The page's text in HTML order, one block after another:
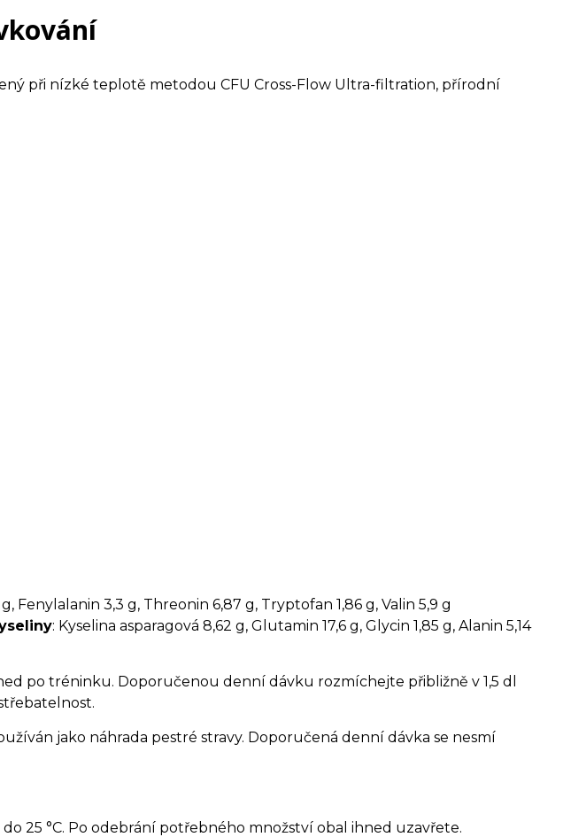
při nízké teplotě metodou CFU Cross-Flow Ultra-filtration, přírodní
Fenylalanin 3,3 g, Threonin 6,87 g, Tryptofan 1,86 g, Valin 5,9 g
: Kyselina asparagová 8,62 g, Glutamin 17,6 g, Glycin 1,85 g, Alanin 5,14
po tréninku. Doporučenou denní dávku rozmíchejte přibližně v 1,5 dl
jako náhrada pestré stravy. Doporučená denní dávka se nesmí
25 °C. Po odebrání potřebného množství obal ihned uzavřete.